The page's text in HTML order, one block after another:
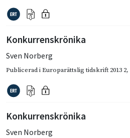
Konkurrenskrönika
Sven Norberg
Publicerad iEuroparättslig tidskrift 2013 2,
Konkurrenskrönika
Sven Norberg